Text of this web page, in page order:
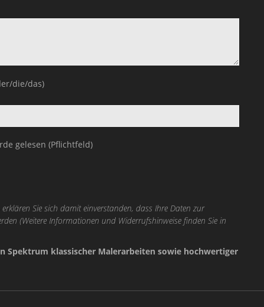
die/das)
gelesen (Pflichtfeld)
Sie sich damit einverstanden, dass Ihre Daten zur
(Weitere Informationen und Widerrufshinweise finden Sie in
Spektrum klassischer Malerarbeiten sowie hochwertiger